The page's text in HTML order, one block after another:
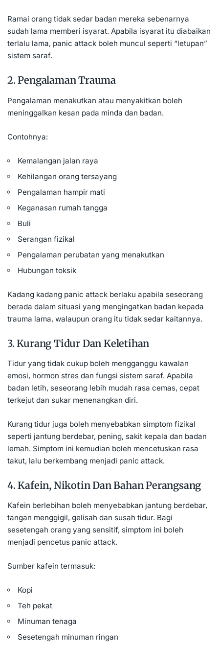
Ramai orang tidak sedar badan mereka sebenarnya
sudah lama memberi isyarat. Apabila isyarat itu diabaikan
terlalu lama, panic attack boleh muncul seperti “letupan”
sistem saraf.
2. Pengalaman Trauma
Pengalaman menakutkan atau menyakitkan boleh
meninggalkan kesan pada minda dan badan.
Contohnya:
Kemalangan jalan raya
Kehilangan orang tersayang
Pengalaman hampir mati
Keganasan rumah tangga
Buli
Serangan fizikal
Pengalaman perubatan yang menakutkan
Hubungan toksik
Kadang kadang panic attack berlaku apabila seseorang
berada dalam situasi yang mengingatkan badan kepada
trauma lama, walaupun orang itu tidak sedar kaitannya.
3. Kurang Tidur Dan Keletihan
Tidur yang tidak cukup boleh mengganggu kawalan
emosi, hormon stres dan fungsi sistem saraf. Apabila
badan letih, seseorang lebih mudah rasa cemas, cepat
terkejut dan sukar menenangkan diri.
Kurang tidur juga boleh menyebabkan simptom fizikal
seperti jantung berdebar, pening, sakit kepala dan badan
lemah. Simptom ini kemudian boleh mencetuskan rasa
takut, lalu berkembang menjadi panic attack.
4. Kafein, Nikotin Dan Bahan Perangsang
Kafein berlebihan boleh menyebabkan jantung berdebar,
tangan menggigil, gelisah dan susah tidur. Bagi
sesetengah orang yang sensitif, simptom ini boleh
menjadi pencetus panic attack.
Sumber kafein termasuk:
Kopi
Teh pekat
Minuman tenaga
Sesetengah minuman ringan